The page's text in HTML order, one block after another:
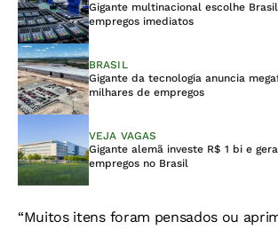
Gigante multinacional escolhe
empregos imediatos
BRASIL
Gigante da tecnologia anuncia
milhares de empregos
VEJA VAGAS
Gigante alemã investe R$ 1 bi e
empregos no Brasil
“Muitos itens foram pensados ou